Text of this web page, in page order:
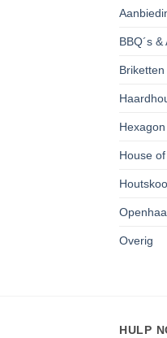
BBQ´s
Briketten
House
Overig
HULP